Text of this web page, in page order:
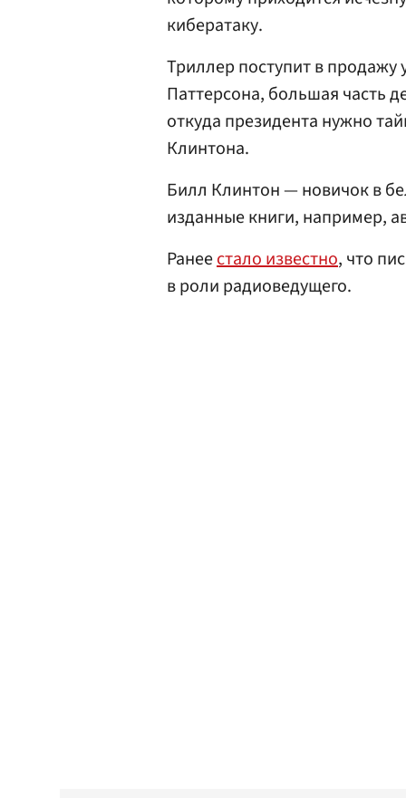
кибератаку.
Триллер поступит в
Паттерсона, большая часть
откуда президента нужно
Клинтона.
Билл Клинтон — новичок в
изданные книги, например,
Ранеестало известно, что
в роли радиоведущего.